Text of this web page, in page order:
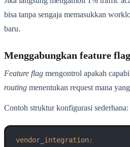
bisa tanpa sengaja memasukkan
baru.
Menggabungkan feature
Feature flag mengontrol apakah
routing menentukan request mana
Contoh struktur konfigurasi sederhana:
vendor_integration: